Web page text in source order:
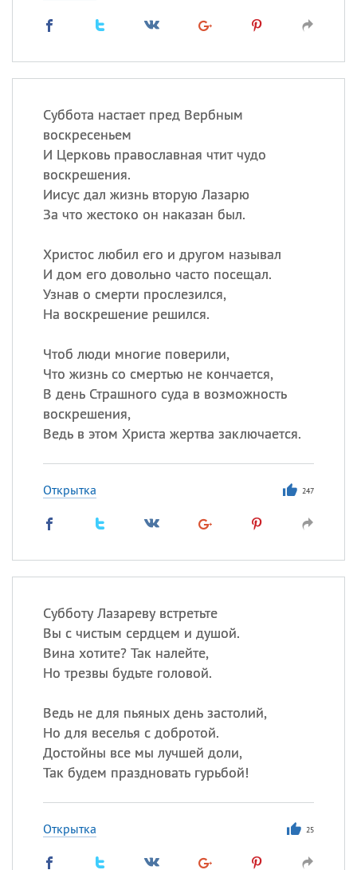
Суббота настает пред Вербным
воскресеньем
И Церковь православная чтит чудо
воскрешения.
Иисус дал жизнь вторую Лазарю
За что жестоко он наказан был.
Христос любил его и другом называл
И дом его довольно часто посещал.
Узнав о смерти прослезился,
На воскрешение решился.
Чтоб люди многие поверили,
Что жизнь со смертью не кончается,
В день Страшного суда в возможность
воскрешения,
Ведь в этом Христа жертва заключается.
Открытка 247
Субботу Лазареву встретьте
Вы с чистым сердцем и душой.
Вина хотите? Так налейте,
Но трезвы будьте головой.
Ведь не для пьяных день застолий,
Но для веселья с добротой.
Достойны все мы лучшей доли,
Так будем праздновать гурьбой!
Открытка 25